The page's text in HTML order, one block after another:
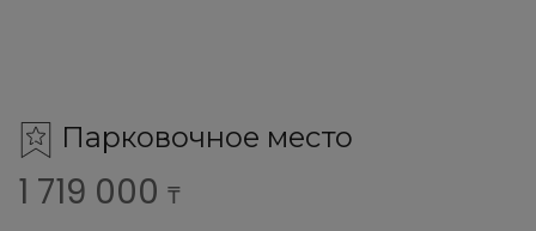
Парковочное место
1 719 000 ₸